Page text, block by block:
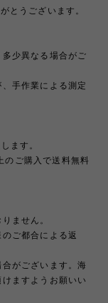
とうございます。
少異なる場合がご
手作業による測定
ます。
のご購入で送料無料
ません。
ご都合による返
がございます。海
ますようお願いい